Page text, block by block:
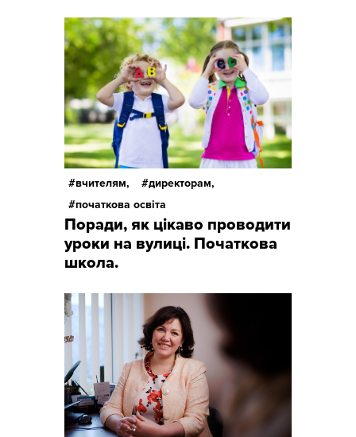
вчителям,
директорам,
початкова освіта
Поради, як цікаво проводити
уроки на вулиці. Початкова
школа.